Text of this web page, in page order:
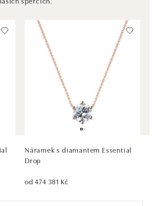
Bratislava
Náramek s diamantem Essential
Drop
od 474 381 Kč